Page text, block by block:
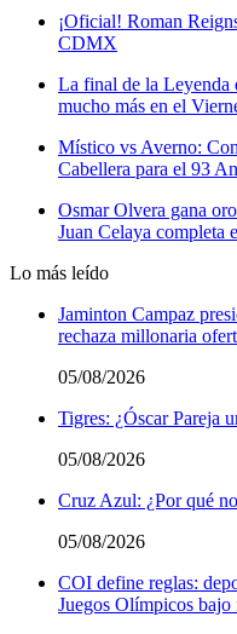
¡Oficial! Roman
CDMX
La final de la Leyenda
mucho más en el
Místico vs Averno:
Cabellera para el 93
Osmar Olvera gana
Juan Celaya completa
Lo más leído
Jaminton Campaz
rechaza millonaria
05/08/2026
Tigres: ¿Óscar Pareja
05/08/2026
Cruz Azul: ¿Por qué
05/08/2026
COI define reglas:
Juegos Olímpicos bajo